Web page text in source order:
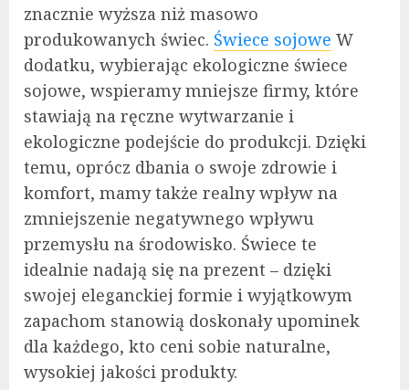
znacznie wyższa niż masowo
produkowanych świec. Świece sojowe W
dodatku, wybierając ekologiczne świece
sojowe, wspieramy mniejsze firmy, które
stawiają na ręczne wytwarzanie i
ekologiczne podejście do produkcji. Dzięki
temu, oprócz dbania o swoje zdrowie i
komfort, mamy także realny wpływ na
zmniejszenie negatywnego wpływu
przemysłu na środowisko. Świece te
idealnie nadają się na prezent – dzięki
swojej eleganckiej formie i wyjątkowym
zapachom stanowią doskonały upominek
dla każdego, kto ceni sobie naturalne,
wysokiej jakości produkty.